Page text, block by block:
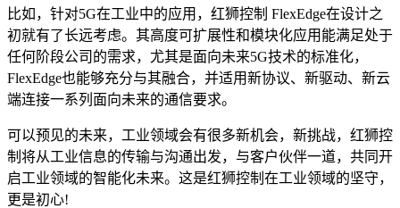
比如，针对5G在工业中的应用，红狮控制 FlexEdge在设计之
初就有了长远考虑。其高度可扩展性和模块化应用能满足处于
任何阶段公司的需求，尤其是面向未来5G技术的标准化，
FlexEdge也能够充分与其融合，并适用新协议、新驱动、新云
端连接一系列面向未来的通信要求。
可以预见的未来，工业领域会有很多新机会，新挑战，红狮控
制将从工业信息的传输与沟通出发，与客户伙伴一道，共同开
启工业领域的智能化未来。这是红狮控制在工业领域的坚守，
更是初心!